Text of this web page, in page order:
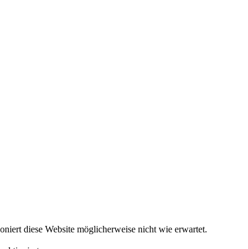
diese Website möglicherweise nicht wie erwartet.